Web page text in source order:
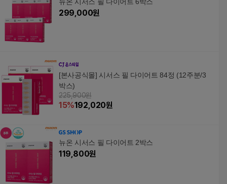
299,000원
[본사공식몰] 시서스 필 다이어트 84정 (12주분/3
박스)
225,900원
15%192,020원
뉴온 시서스 필 다이어트 2박스
119,800원